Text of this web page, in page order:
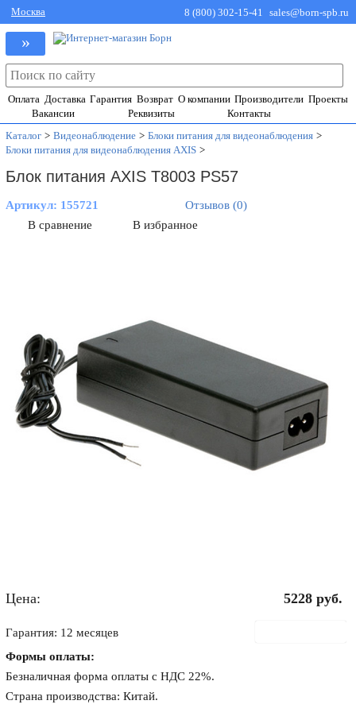
Москва 8 (800) 302-15-41 sales@born-spb.ru
»
Оплата Доставка Гарантия Возврат О компании Производители Проекты
Вакансии
Реквизиты
Контакты
Каталог > Видеонаблюдение > Блоки питания для видеонаблюдения >
Блоки питания для видеонаблюдения AXIS >
Блок питания AXIS T8003 PS57
Артикул: 155721
Отзывов (0)
В сравнение
В избранное
Цена: 5228 руб.
Гарантия: 12 месяцев
Формы оплаты:
Безналичная форма оплаты с НДС 22%.
Страна производства: Китай.